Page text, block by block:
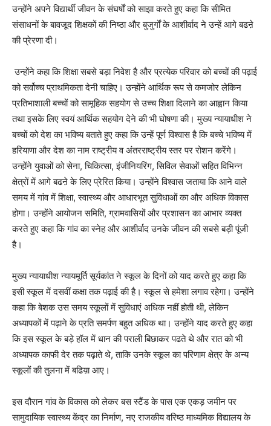
उन्होंने अपने विद्यार्थी जीवन के संघर्षों को साझा करते हुए कहा कि सीमित
संसाधनों के बावजूद शिक्षकों की निष्ठा और बुजुर्गों के आशीर्वाद ने उन्हें आगे बढऩे
की प्रेरणा दी।
उन्होंने कहा कि शिक्षा सबसे बड़ा निवेश है और प्रत्येक परिवार को बच्चों की पढ़ाई
को सर्वोच्च प्राथमिकता देनी चाहिए। उन्होंने आर्थिक रूप से कमजोर लेकिन
प्रतिभाशाली बच्चों को सामूहिक सहयोग से उच्च शिक्षा दिलाने का आह्वान किया
तथा इसके लिए स्वयं आर्थिक सहयोग देने की भी घोषणा की। मुख्य न्यायाधीश ने
बच्चों को देश का भविष्य बताते हुए कहा कि उन्हें पूर्ण विश्वास है कि बच्चे भविष्य में
हरियाणा और देश का नाम राष्ट्रीय व अंतरराष्ट्रीय स्तर पर रोशन करेंगे।
उन्होंने युवाओं को सेना, चिकित्सा, इंजीनियरिंग, सिविल सेवाओं सहित विभिन्न
क्षेत्रों में आगे बढऩे के लिए प्रेरित किया। उन्होंने विश्वास जताया कि आने वाले
समय में गांव में शिक्षा, स्वास्थ्य और आधारभूत सुविधाओं का और अधिक विकास
होगा। उन्होंने आयोजन समिति, ग्रामवासियों और प्रशासन का आभार व्यक्त
करते हुए कहा कि गांव का स्नेह और आशीर्वाद उनके जीवन की सबसे बड़ी पूंजी
है।
मुख्य न्यायाधीश न्यायमूर्ति सूर्यकांत ने स्कूल के दिनों को याद करते हुए कहा कि
इसी स्कूल में दसवीं कक्षा तक पढ़ाई की है। स्कूल से हमेशा लगाव रहेगा। उन्होंने
कहा कि बेशक उस समय स्कूलों में सुविधाएं अधिक नहीं होती थी, लेकिन
अध्यापकों में पढ़ाने के प्रति समर्पण बहुत अधिक था। उन्होंने याद करते हुए कहा
कि इस स्कूल के बड़े हॉल में धान की पराली बिछाकर पढते थे और रात को भी
अध्यापक काफी देर तक पढ़ाते थे, ताकि उनके स्कूल का परिणाम क्षेत्र के अन्य
स्कूलों की तुलना में बढिय़ा आए।
इस दौरान गांव के विकास को लेकर बस स्टैंड के पास एक एकड़ जमीन पर
सामुदायिक स्वास्थ्य केंद्र का निर्माण, नए राजकीय वरिष्ठ माध्यमिक विद्यालय के